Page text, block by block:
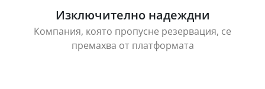
Изключително надеждни
Компания, която пропусне резервация, се
премахва от платформата